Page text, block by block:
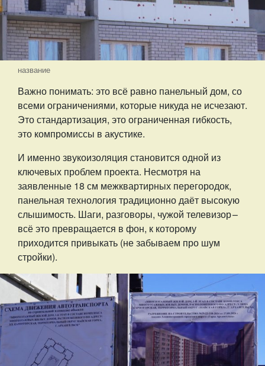
название
Важно понимать: это всё равно панельный дом, со
всеми ограничениями, которые никуда не исчезают.
Это стандартизация, это ограниченная гибкость,
это компромиссы в акустике.
И именно звукоизоляция становится одной из
ключевых проблем проекта. Несмотря на
заявленные 18 см межквартирных перегородок,
панельная технология традиционно даёт высокую
слышимость. Шаги, разговоры, чужой телевизор – ​
всё это превращается в фон, к которому
приходится привыкать (не забываем про шум
стройки).